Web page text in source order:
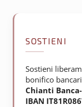
SOSTIENI
Sostieni
bonifico
Chianti
IBAN